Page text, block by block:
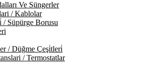
Ve Süngerler
/ Kablolar
/ Süpürge Borusu
/ Düğme Çeşi̇tleri̇
/ Termostatlar